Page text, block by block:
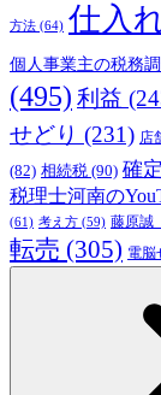
方法 (64) 仕入
個人事業主の税務
(495) 利益
せどり (231) 店
(82) 相続税 (90) 確
税理士河南の
(61) 考え方 (59) 藤原誠
転売 (305) 電脳